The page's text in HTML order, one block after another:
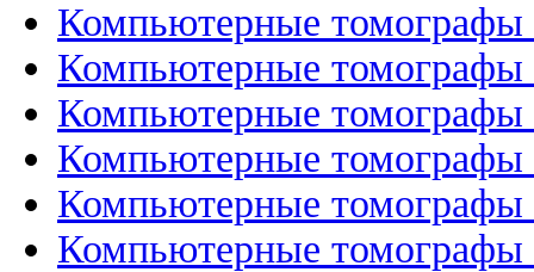
Компьютерные
Компьютерные томографы
Компьютерные томографы
Компьютерные томографы
Компьютерные томографы
Компьютерные томографы